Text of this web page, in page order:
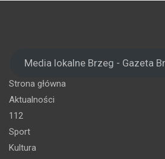
Media lokalne Brzeg - Gazeta
Strona główna
Aktualności
112
Sport
Kultura